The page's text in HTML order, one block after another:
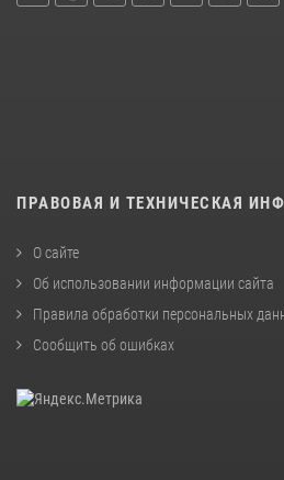
ПРАВОВАЯ И ТЕХНИЧЕСКАЯ
О сайте
Об использовании информации сайта
Правила обработки персональных
Сообщить об ошибках